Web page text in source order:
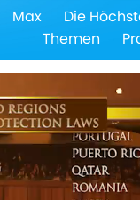
Max Die
Themen